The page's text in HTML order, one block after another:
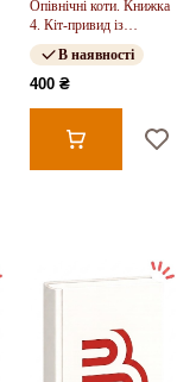
Опівнічні коти. Книжка
4. Кіт-привид із
Бейкерлу
В наявності
400 ₴